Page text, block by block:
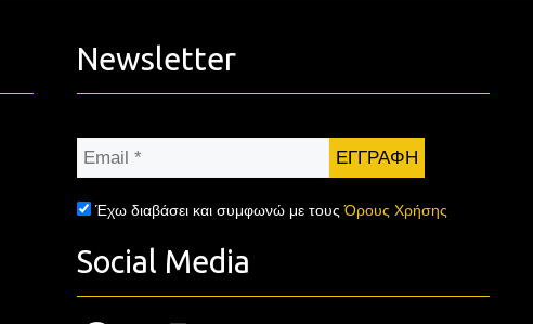
Newsletter
Email
Έχω διαβάσει και συμφωνώ με τουςΌρους Χρήσης
Social Media